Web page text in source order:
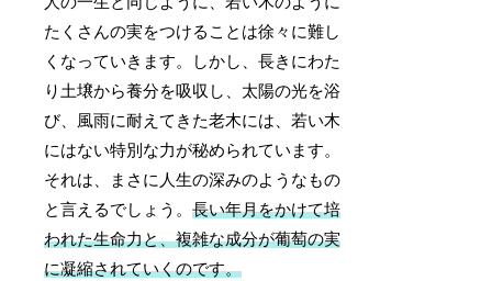
たくさんの実をつけることは徐々に難し
くなっていきます。しかし、長きにわた
り土壌から養分を吸収し、太陽の光を浴
び、風雨に耐えてきた老木には、若い木
にはない特別な力が秘められています。
それは、まさに人生の深みのようなもの
と言えるでしょう。長い年月をかけて培
われた生命力と、複雑な成分が葡萄の実
に凝縮されていくのです。